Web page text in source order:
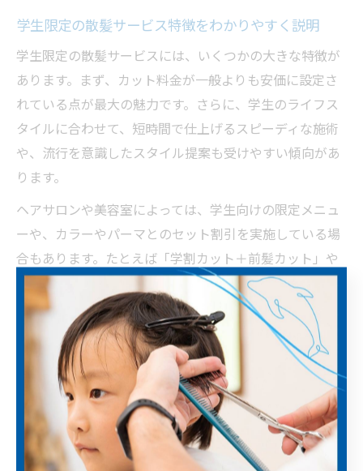
学生限定の散髪サービス特徴をわかりやすく説明
学生限定の散髪サービスには、いくつかの大きな特徴が
あります。まず、カット料金が一般よりも安価に設定さ
れている点が最大の魅力です。さらに、学生のライフス
タイルに合わせて、短時間で仕上げるスピーディな施術
や、流行を意識したスタイル提案も受けやすい傾向があ
ります。
ヘアサロンや美容室によっては、学生向けの限定メニュ
ーや、カラーやパーマとのセット割引を実施している場
合もあります。たとえば「学割カット＋前髪カット」や
「学割カット＋トリートメント」など、お得なパッケー
ジが用意されていることも。これにより、シンプルなカ
ットからトレンドを取り入れたスタイルチェンジまで、
幅広く対応できるのが特徴です。
利用時の注意点としては、学割の適用範囲や、対象とな
る学年（高校生・大学生など）がサロンごとに異なるケ
ースがあることです。予約時や来店前に、希望するサー
ビスが学割対象かどうかを確認し、不明点は事前に問い